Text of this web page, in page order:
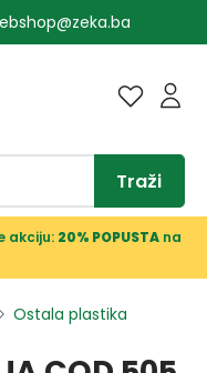
Traži
akciju: 20% POPUSTAna
Ostala plastika